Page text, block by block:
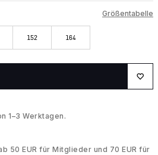
Größentabelle
152 164
1–3 Werktagen.
50 EUR für Mitglieder und 70 EUR für